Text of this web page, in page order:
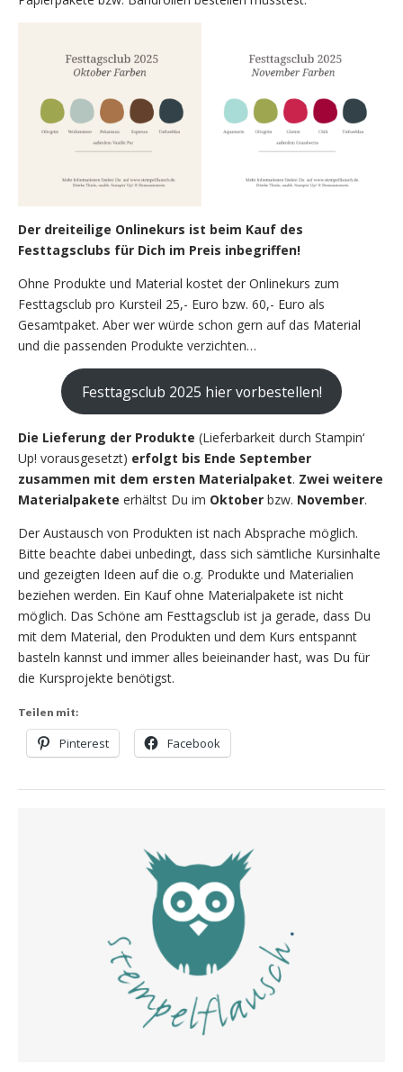
Der dreiteilige Onlinekurs ist beim Kauf des
Festtagsclubs für Dich im Preis inbegriffen!
Ohne Produkte und Material kostet der Onlinekurs zum
Festtagsclub pro Kursteil 25,- Euro bzw. 60,- Euro als
Gesamtpaket. Aber wer würde schon gern auf das Material
und die passenden Produkte verzichten…
Festtagsclub 2025 hier vorbestellen!
Die Lieferung der Produkte (Lieferbarkeit durch Stampin‘
Up! vorausgesetzt) erfolgt bis Ende September
zusammen mit dem ersten Materialpaket. Zwei weitere
Materialpakete erhältst Du im Oktober bzw. November.
Der Austausch von Produkten ist nach Absprache möglich.
Bitte beachte dabei unbedingt, dass sich sämtliche Kursinhalte
und gezeigten Ideen auf die o.g. Produkte und Materialien
beziehen werden. Ein Kauf ohne Materialpakete ist nicht
möglich. Das Schöne am Festtagsclub ist ja gerade, dass Du
mit dem Material, den Produkten und dem Kurs entspannt
basteln kannst und immer alles beieinander hast, was Du für
die Kursprojekte benötigst.
Teilen mit:
Pinterest Facebook